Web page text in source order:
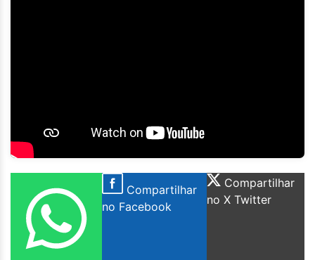
Compartilhar
no Facebook
Compartilhar
no X Twitter